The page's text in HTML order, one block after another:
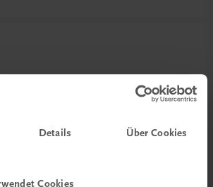
Details Über Cookies
Cookies